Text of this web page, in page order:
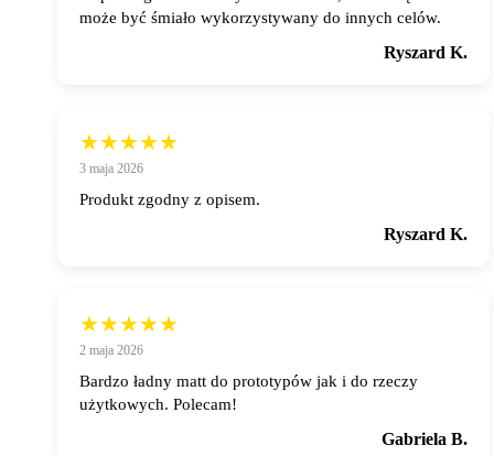
może być śmiało wykorzystywany do innych celów.
Ryszard K.
★★★★★
3 maja 2026
Produkt zgodny z opisem.
Ryszard K.
★★★★★
2 maja 2026
Bardzo ładny matt do prototypów jak i do rzeczy
użytkowych. Polecam!
Gabriela B.